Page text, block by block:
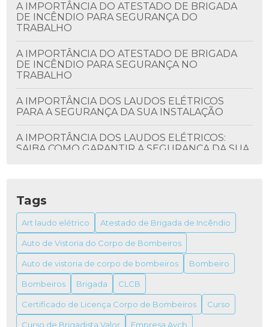
A IMPORTÂNCIA DO ATESTADO DE BRIGADA
DE INCÊNDIO PARA SEGURANÇA DO
TRABALHO
A IMPORTÂNCIA DO ATESTADO DE BRIGADA
DE INCÊNDIO PARA SEGURANÇA NO
TRABALHO
A IMPORTÂNCIA DOS LAUDOS ELÉTRICOS
PARA A SEGURANÇA DA SUA INSTALAÇÃO
A IMPORTÂNCIA DOS LAUDOS ELÉTRICOS:
SAIBA COMO GARANTIR A SEGURANÇA DA SUA
PRECISA SABER
ALVARÁ DO BOMBEIRO: COMO OBTER E SUA
IMPORTÂNCIA
ALVARÁ DO BOMBEIRO: TUDO O QUE VOCÊ
PRECISA SABER PARA OBTER O SEU
ALVARÁ FUNCIONAMENTO VIGILÂNCIA
SANITÁRIA
Tags
Art laudo elétrico Atestado de Brigada de Incêndio
Auto de Vistoria do Corpo de Bombeiros
Auto de vistoria de corpo de bombeiros Bombeiro
Bombeiros Brigada CLCB
Certificado de Licença Corpo de Bombeiros Curso
Curso de Brigadista Valor Empresa Avcb